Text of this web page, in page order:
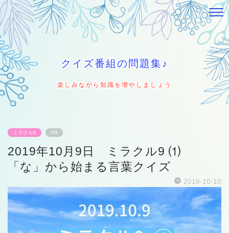
クイズ番組の問題集♪
楽しみながら知識を増やしましょう
ミラクル9 PR
2019年10月9日 ミラクル9 ⑴
「な」から始まる言葉クイズ
2019-10-10